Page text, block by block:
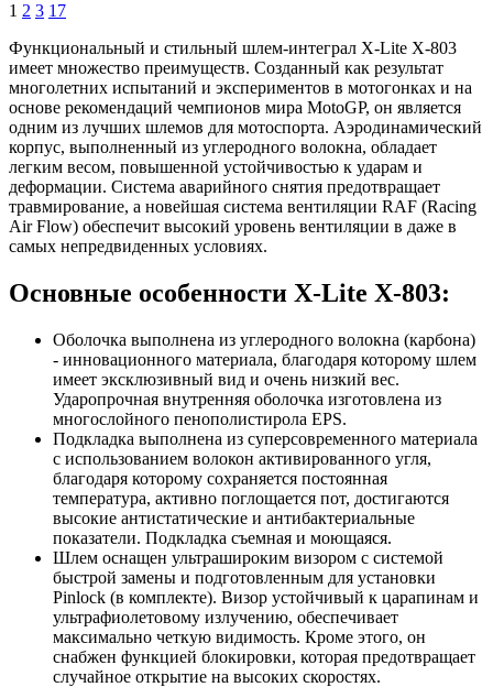
1 2 3 17
Функциональный и стильный шлем-интеграл X-Lite X-803
имеет множество преимуществ. Созданный как результат
многолетних испытаний и экспериментов в мотогонках и на
основе рекомендаций чемпионов мира MotoGP, он является
одним из лучших шлемов для мотоспорта. Аэродинамический
корпус, выполненный из углеродного волокна, обладает
легким весом, повышенной устойчивостью к ударам и
деформации. Система аварийного снятия предотвращает
травмирование, а новейшая система вентиляции RAF (Racing
Air Flow) обеспечит высокий уровень вентиляции в даже в
самых непредвиденных условиях.
Основные особенности X-Lite X-803:
Оболочка выполнена из углеродного волокна (карбона)
- инновационного материала, благодаря которому шлем
имеет эксклюзивный вид и очень низкий вес.
Ударопрочная внутренняя оболочка изготовлена из
многослойного пенополистирола EPS.
Подкладка выполнена из суперсовременного материала
с использованием волокон активированного угля,
благодаря которому сохраняется постоянная
температура, активно поглощается пот, достигаются
высокие антистатические и антибактериальные
показатели. Подкладка съемная и моющаяся.
Шлем оснащен ультрашироким визором с системой
быстрой замены и подготовленным для установки
Pinlock (в комплекте). Визор устойчивый к царапинам и
ультрафиолетовому излучению, обеспечивает
максимально четкую видимость. Кроме этого, он
снабжен функцией блокировки, которая предотвращает
случайное открытие на высоких скоростях.